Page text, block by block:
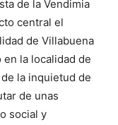
de la Vendimia
central el
de Villabuena
en la localidad de
la inquietud de
de unas
social y